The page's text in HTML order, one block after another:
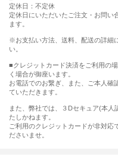
定休日：不定休
定休日にいただいたご注文・お問い
ます。
※お支払い方法、送料、配送の詳細
い。
■クレジットカード決済をご利用の
く場合が御座います。
お電話でのお繋ぎ、また、ご本人確
ていただきます。
また、弊社では、３Dセキュア(本
たしかねます。
ご利用のクレジットカードが非対応
ださいませ。